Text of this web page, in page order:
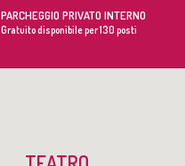
PARCHEGGIO PRIVATO INTERNO
Gratuito disponibile per 130 posti